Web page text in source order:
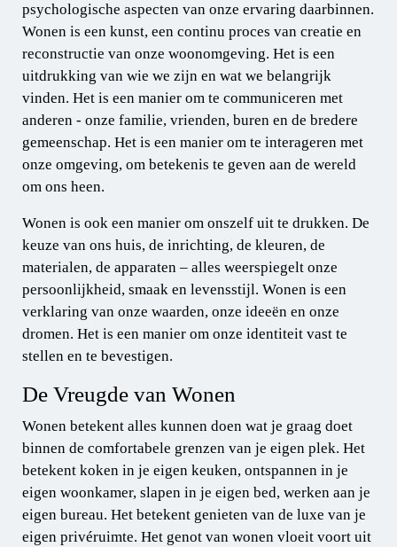
psychologische aspecten van onze ervaring daarbinnen.
Wonen is een kunst, een continu proces van creatie en
reconstructie van onze woonomgeving. Het is een
uitdrukking van wie we zijn en wat we belangrijk
vinden. Het is een manier om te communiceren met
anderen - onze familie, vrienden, buren en de bredere
gemeenschap. Het is een manier om te interageren met
onze omgeving, om betekenis te geven aan de wereld
om ons heen.
Wonen is ook een manier om onszelf uit te drukken. De
keuze van ons huis, de inrichting, de kleuren, de
materialen, de apparaten – alles weerspiegelt onze
persoonlijkheid, smaak en levensstijl. Wonen is een
verklaring van onze waarden, onze ideeën en onze
dromen. Het is een manier om onze identiteit vast te
stellen en te bevestigen.
De Vreugde van Wonen
Wonen betekent alles kunnen doen wat je graag doet
binnen de comfortabele grenzen van je eigen plek. Het
betekent koken in je eigen keuken, ontspannen in je
eigen woonkamer, slapen in je eigen bed, werken aan je
eigen bureau. Het betekent genieten van de luxe van je
eigen privéruimte. Het genot van wonen vloeit voort uit